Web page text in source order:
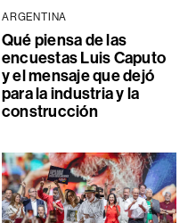
ARGENTINA
Qué piensa de las
encuestas Luis Caputo
y el mensaje que dejó
para la industria y la
construcción